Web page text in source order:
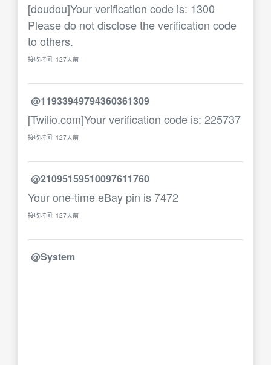
[doudou]Your verification code is: 1300
Please do not disclose the verification code
to others.
接收时间: 127天前
@11933949794360361309
[Twilio.com]Your verification code is: 225737
接收时间: 127天前
@21095159510097611760
Your one-time eBay pin is 7472
接收时间: 127天前
@System